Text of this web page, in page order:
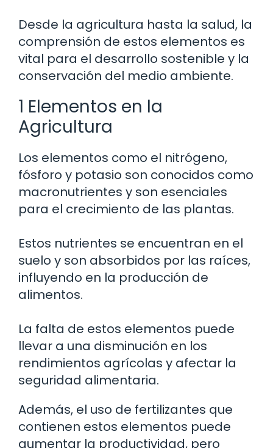
Desde la agricultura hasta la salud, la
comprensión de estos elementos es
vital para el desarrollo sostenible y la
conservación del medio ambiente.
1 Elementos en la
Agricultura
Los elementos como el nitrógeno,
fósforo y potasio son conocidos como
macronutrientes y son esenciales
para el crecimiento de las plantas.
Estos nutrientes se encuentran en el
suelo y son absorbidos por las raíces,
influyendo en la producción de
alimentos.
La falta de estos elementos puede
llevar a una disminución en los
rendimientos agrícolas y afectar la
seguridad alimentaria.
Además, el uso de fertilizantes que
contienen estos elementos puede
aumentar la productividad, pero